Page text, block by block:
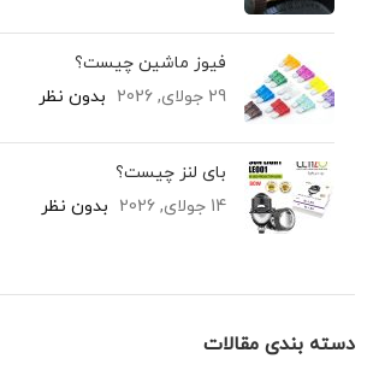
فیوز ماشین چیست؟
29 جولای, 2026
بدون نظر
بای لنز چیست؟
14 جولای, 2026
بدون نظر
دسته بندی مقالات